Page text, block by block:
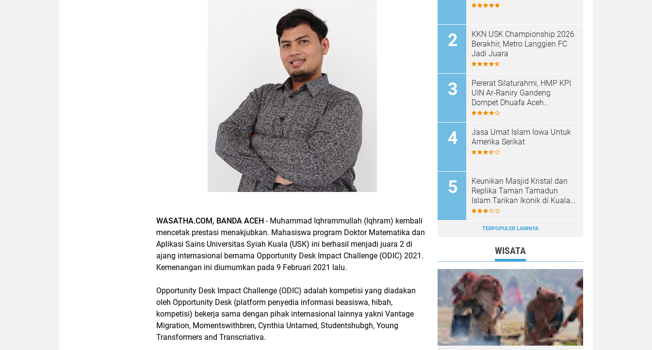
WASATHA.COM, BANDA ACEH - Muhammad Iqhrammullah (Iqhram) kembali
mencetak prestasi menakjubkan. Mahasiswa program Doktor Matematika dan
Aplikasi Sains Universitas Syiah Kuala (USK) ini berhasil menjadi juara 2 di
ajang internasional bernama Opportunity Desk Impact Challenge (ODIC) 2021.
Kemenangan ini diumumkan pada 9 Februari 2021 lalu.
Opportunity Desk Impact Challenge (ODIC) adalah kompetisi yang diadakan
oleh Opportunity Desk (platform penyedia informasi beasiswa, hibah,
kompetisi) bekerja sama dengan pihak internasional lainnya yakni Vantage
Migration, Momentswithbren, Cynthia Untamed, Studentshubgh, Young
Transformers and Transcriativa.
KKN USK Championship 2026
Berakhir, Metro Langgien FC
Jadi Juara
Pererat Silaturahmi, HMP KPI
UIN Ar-Raniry Gandeng
Dompet Dhuafa Aceh
Sukseskan Communication
Jasa Umat Islam Iowa Untuk
Amerika Serikat
Keunikan Masjid Kristal dan
Replika Taman Tamadun
Islam Tarikan Ikonik di Kuala
Terengganu, Malaysia
TERPOPULER LAINNYA
WISATA